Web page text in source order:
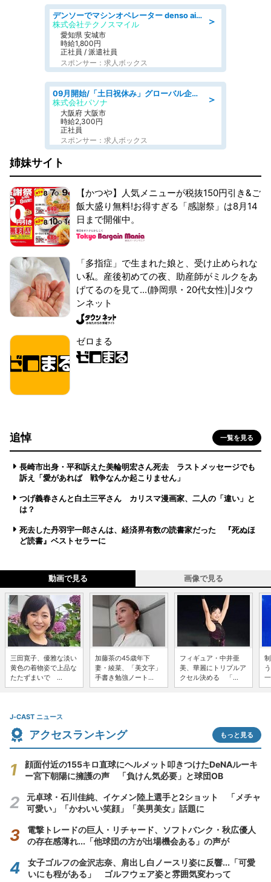
＞
デンソーでマシンオペレーター denso aichi
株式会社テクノスマイル
愛知県 安城市
時給1,800円
正社員 / 派遣社員
スポンサー：求人ボックス
＞
09月開始/「土日祝休み」グローバル企業での産業保健のお仕事/保健師/高時給/残業なし/服装自由
株式会社パソナ
大阪府 大阪市
時給2,300円
正社員
スポンサー：求人ボックス
姉妹サイト
【かつや】人気メニューが税抜150円引き&ご
飯大盛り無料!お得すぎる「感謝祭」は8月14
日まで開催中。
「多指症」で生まれた娘と、受け止められな
い私。産後初めての夜、助産師がミルクをあ
げてるのを見て...(静岡県・20代女性)|Jタウ
ンネット
ゼロまる
追悼 一覧を見る
長崎市出身・平和訴えた美輪明宏さん死去 ラストメッセージでも
訴え「愛があれば 戦争なんか起こりません」
つげ義春さんと白土三平さん カリスマ漫画家、二人の「違い」と
は？
死去した丹羽宇一郎さんは、経済界有数の読書家だった 『死ぬほ
ど読書』ベストセラーに
動画で見る 画像で見る
三田寛子、優雅な淡い
黄色の着物姿で上品な
たたずまいで ...
加藤茶の45歳年下
妻・綾菜、「美文字」
手書き勉強ノート...
フィギュア・中井亜
美、華麗にトリプルア
クセル決める 「...
J-CAST ニュース
アクセスランキング もっと見る
顔面付近の155キロ直球にヘルメット叩きつけたDeNAルーキ
ー宮下朝陽に擁護の声 「負けん気必要」と球団OB
元卓球・石川佳純、イケメン陸上選手と2ショット 「メチャ
可愛い」「かわいい笑顔」「美男美女」話題に
電撃トレードの巨人・リチャード、ソフトバンク・秋広優人
の存在感薄れ...「他球団の方が出場機会ある」の声が
女子ゴルフの金沢志奈、肩出し白ノースリ姿に反響...「可愛
いにも程がある」 ゴルフウェア姿と雰囲気変わって